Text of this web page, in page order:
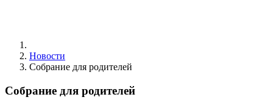
Новости
Собрание для родителей
Собрание для родителей